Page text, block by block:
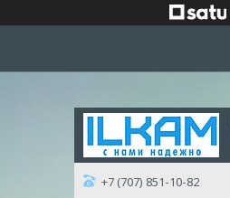
+7 (707) 851-10-82